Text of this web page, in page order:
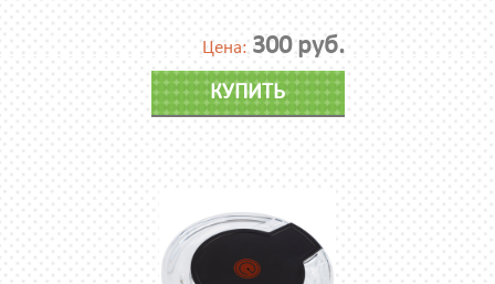
Цена: 300 руб.
КУПИТЬ